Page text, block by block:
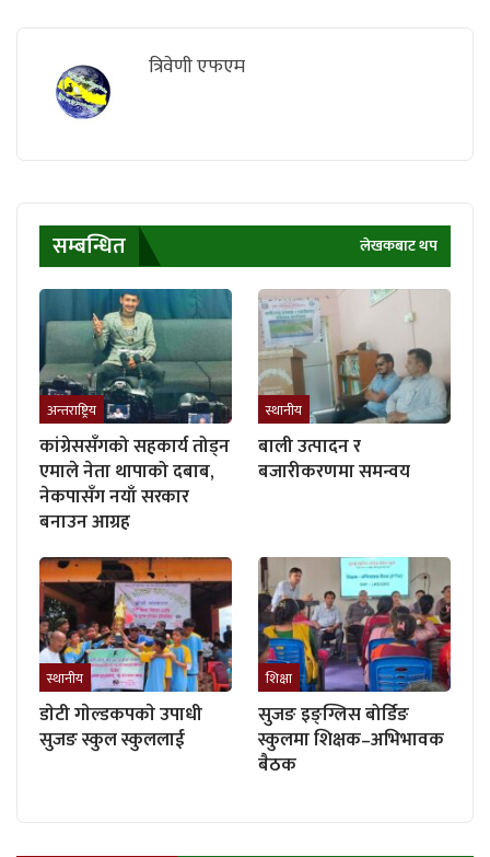
त्रिवेणी एफएम
सम्बन्धित लेखकबाट थप
अन्तराष्ट्रिय
कांग्रेससँगको सहकार्य तोड्न
एमाले नेता थापाको दबाब,
नेकपासँग नयाँ सरकार
बनाउन आग्रह
स्थानीय
बाली उत्पादन र
बजारीकरणमा समन्वय
स्थानीय
डाेटी गाेल्डकपकाे उपाधी
सुजङ स्कुल स्कुललाई
शिक्षा
सुजङ इङ्ग्लिस बोर्डिङ
स्कुलमा शिक्षक–अभिभावक
बैठक